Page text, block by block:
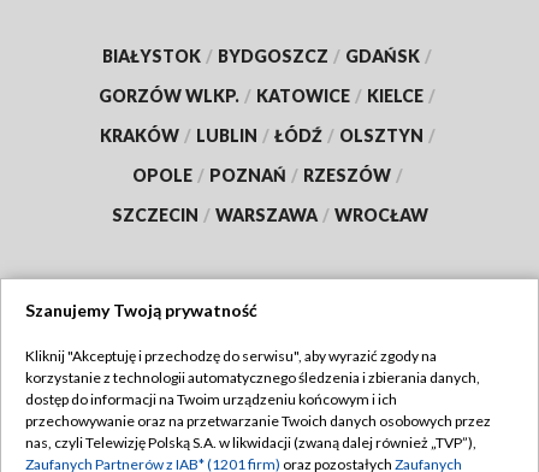
BIAŁYSTOK / BYDGOSZCZ / GDAŃSK /
GORZÓW WLKP. / KATOWICE / KIELCE /
KRAKÓW / LUBLIN / ŁÓDŹ / OLSZTYN /
OPOLE / POZNAŃ / RZESZÓW /
SZCZECIN / WARSZAWA / WROCŁAW
TVP
Abonament TVP
Emisja w TVP
Regulamin TVP
Polityka prywatności
Szanujemy Twoją prywatność
Kliknij "Akceptuję i przechodzę do serwisu", aby wyrazić zgody na
korzystanie z technologii automatycznego śledzenia i zbierania danych,
dostęp do informacji na Twoim urządzeniu końcowym i ich
przechowywanie oraz na przetwarzanie Twoich danych osobowych przez
nas, czyli Telewizję Polską S.A. w likwidacji (zwaną dalej również „TVP”),
Zaufanych Partnerów z IAB* (1201 firm) oraz pozostałych Zaufanych